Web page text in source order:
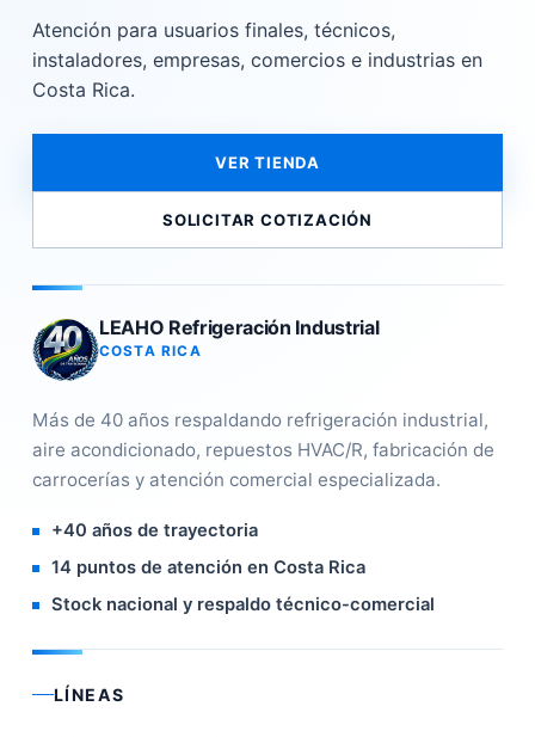
Atención para usuarios finales, técnicos,
instaladores, empresas, comercios e industrias en
Costa Rica.
VER TIENDA
SOLICITAR COTIZACIÓN
LEAHO Refrigeración Industrial
COSTA RICA
Más de 40 años respaldando refrigeración industrial,
aire acondicionado, repuestos HVAC/R, fabricación de
carrocerías y atención comercial especializada.
+40 años de trayectoria
14 puntos de atención en Costa Rica
Stock nacional y respaldo técnico-comercial
LÍNEAS